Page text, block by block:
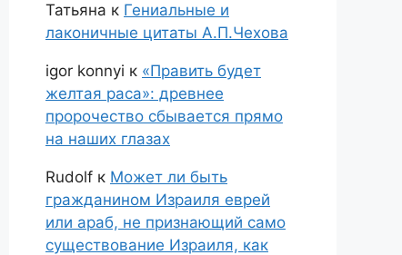
Татьяна к Гениальные и
лаконичные цитаты А.П.Чехова
igor konnyi к «Править будет
желтая раса»: древнее
пророчество сбывается прямо
на наших глазах
Rudolf к Может ли быть
гражданином Израиля еврей
или араб, не признающий само
существование Израиля, как